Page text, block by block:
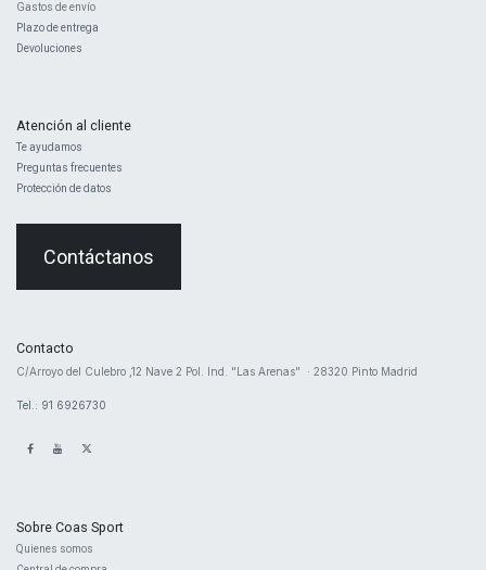
Gastos de envío
Plazo de entrega
Devoluciones
Atención al cliente
Te ayudamos
Preguntas frecuentes
Protección de datos
Contáctanos
Contacto
​C/Arroyo del Culebro ,12 Nave 2 ​Pol. Ind. "Las Arenas" · 28320 Pinto Madrid
Tel.: 91 6926730
Sobre Coas Sport
Quienes ​somos